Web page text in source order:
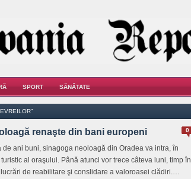
SPORT SĂNĂTATE
0
renaşte din bani europeni
de ani buni, sinagoga neoloagă din Oradea va intra, în
al oraşului. Până atunci vor trece câteva luni, timp în
de reabilitare şi conslidare a valoroasei clădiri.…